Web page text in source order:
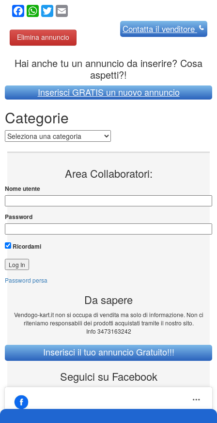
Facebook
WhatsApp
Twitter
Elimina annuncio
Contattail venditore
Hai anche tu un annuncio da inserire? Cosa
aspetti?!
Inserisci GRATIS un nuovo annuncio
Categorie
Categorie
Area Collaboratori:
Nome utente
Password
Ricordami
Password persa
Da sapere
Vendogo-kart.it non si occupa di vendita ma solo di informazione. Non ci
riteniamo responsabili dei prodotti acquistati tramite il nostro sito.
Info 3473163242
Inserisci il tuo annuncio Gratuito!!!
Seguici su Facebook